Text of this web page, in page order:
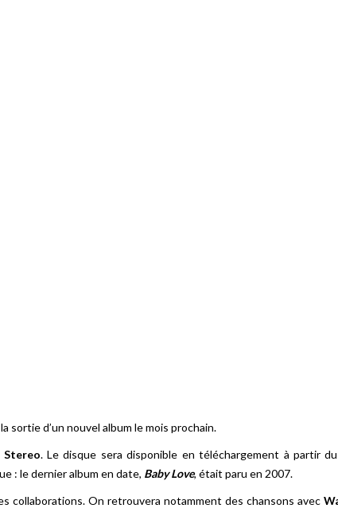
sortie d’un nouvel album le mois prochain.
Stereo. Le disque sera disponible en téléchargement à partir
: le dernier album en date, Baby Love, était paru en 2007.
collaborations. On retrouvera notamment des chansons avec